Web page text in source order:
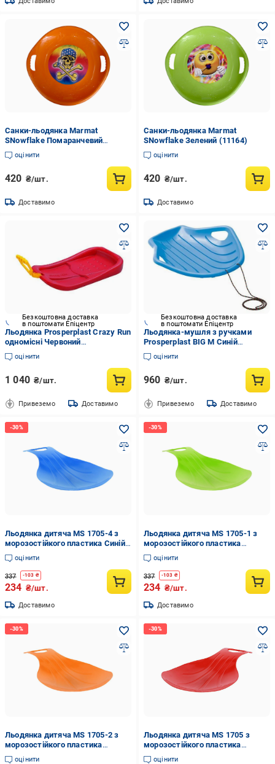
Санки-льодянка Marmat
SNowflake Помаранчевий
(11214)
оцінити
420 ₴/шт.
Доставимо
Санки-льодянка Marmat
SNowflake Зелений (11164)
оцінити
420 ₴/шт.
Доставимо
Безкоштовна доставка
в поштомати Епіцентр
Льодянка Prosperplast Crazy Run
одномісні Червоний
(CNT00011433)
оцінити
1 040 ₴/шт.
Привеземо Доставимо
Безкоштовна доставка
в поштомати Епіцентр
Льодянка-мушля з ручками
Prosperplast BIG M Синій
(CNT00011444)
оцінити
960 ₴/шт.
Привеземо Доставимо
Льодянка дитяча MS 1705-4 з
морозостійкого пластика Синій
(29844848)
оцінити
337 -103 ₴
234 ₴/шт.
Доставимо
Льодянка дитяча MS 1705-1 з
морозостійкого пластика
Зелений (29844836)
оцінити
337 -103 ₴
234 ₴/шт.
Доставимо
Льодянка дитяча MS 1705-2 з
морозостійкого пластика
Помаранчевий (29844842)
оцінити
Льодянка дитяча MS 1705 з
морозостійкого пластика
Червоний (29844824)
оцінити